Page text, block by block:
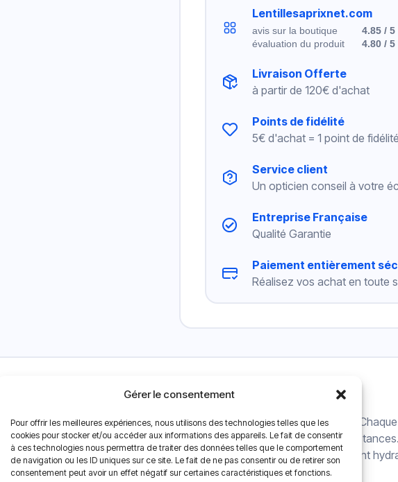
Gérer le consentement
Pour offrir les meilleures expériences, nous utilisons des technologies telles que les
cookies pour stocker et/ou accéder aux informations des appareils. Le fait de consentir
à ces technologies nous permettra de traiter des données telles que le comportement
de navigation ou les ID uniques sur ce site. Le fait de ne pas consentir ou de retirer son
consentement peut avoir un effet négatif sur certaines caractéristiques et fonctions.
Lentillesaprixnet.com
avis sur la boutique
4.85 / 5
évaluation du produit
4.80 / 5
Livraison Offerte
à partir de 120€ d'achat
Points de fidélité
5€ d'achat = 1 point de
Service client
Un opticien conseil à votre
Entreprise Française
Qualité Garantie
Paiement entièrement
Réalisez vos achat en toute
journalière 1 Day Acuvue Moist Multifocal
Multifocalsont des lentilles journalières destinées auxpresbytes
.
aux presbytes d’avoir une vision nette et adaptable sur diverses
vous assure un confort tout au long de la journée grâce à un agent
et l’œil ce qui rend le port de la lentille plus confortable.